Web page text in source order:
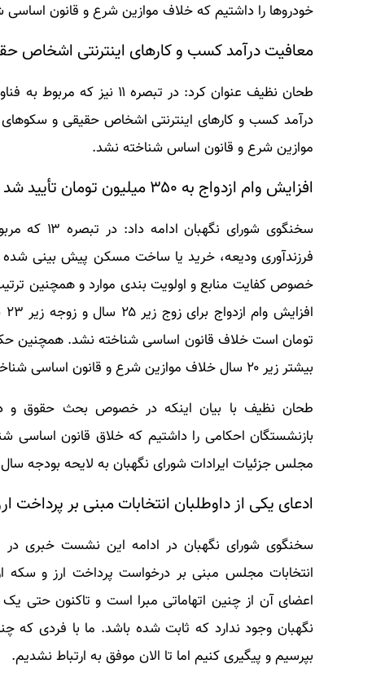
خودروها را داشتیم که خلاف موازین شرع و قانون
معافیت درآمد کسب و کارهای اینترنتی اشخاص
طحان نظیف عنوان کرد: در
درآمد کسب و کارهای اینترنتی اشخاص حقیقی و
موازین شرع و قانون اساس شناخته نشد.
افزایش وام ازدواج به ۳۵۰ میلیون تومان تأیید شد
فرزندآوری ودیعه، خرید یا ساخت مسکن پیش بینی شده
خصوص کفایت منابع و اولویت بندی موارد و همچنین
بیشتر زیر ۲۰ سال خلاف موازین شرع و قانون اساسی شناخته نشد.
بازنشستگان احکامی را داشتیم که خلاق قانون اساسی
مجلس جزئیات ایرادات شورای نگهبان به لایحه بودجه سال ۱۴۰۳ در اختیار رسانه‌ها قرار می‌گیرد.
ادعای یکی از داوطلبان انتخابات مبنی بر پرداخت
سخنگوی شورای نگهبان در ادامه این نشست خبری در
انتخابات مجلس مبنی بر درخواست پرداخت ارز و سکه
اعضای آن از چنین اتهاماتی مبرا است و تاکنون حتی یک
نگهبان وجود ندارد که ثابت شده باشد. ما با فردی که
بپرسیم و پیگیری کنیم اما تا الان موفق به ارتباط نشدیم.